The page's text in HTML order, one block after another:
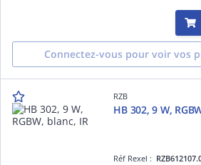
Connectez-vous pour voir vos
RZB
HB 302, 9 W,
Réf Rexel :